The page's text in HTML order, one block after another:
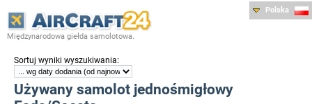
Międzynarodowa giełda samolotowa.
Polska
Sortuj wyniki wyszukiwania:
Używany samolot jednośmigłowy